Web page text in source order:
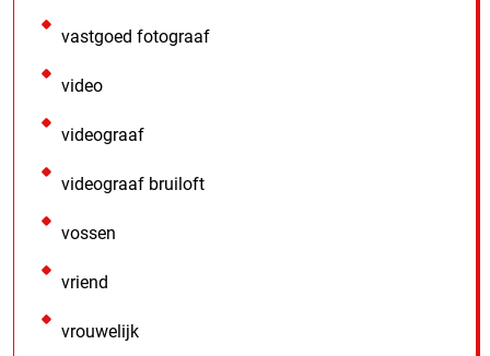
vastgoed fotograaf
video
videograaf
videograaf bruiloft
vossen
vriend
vrouwelijk